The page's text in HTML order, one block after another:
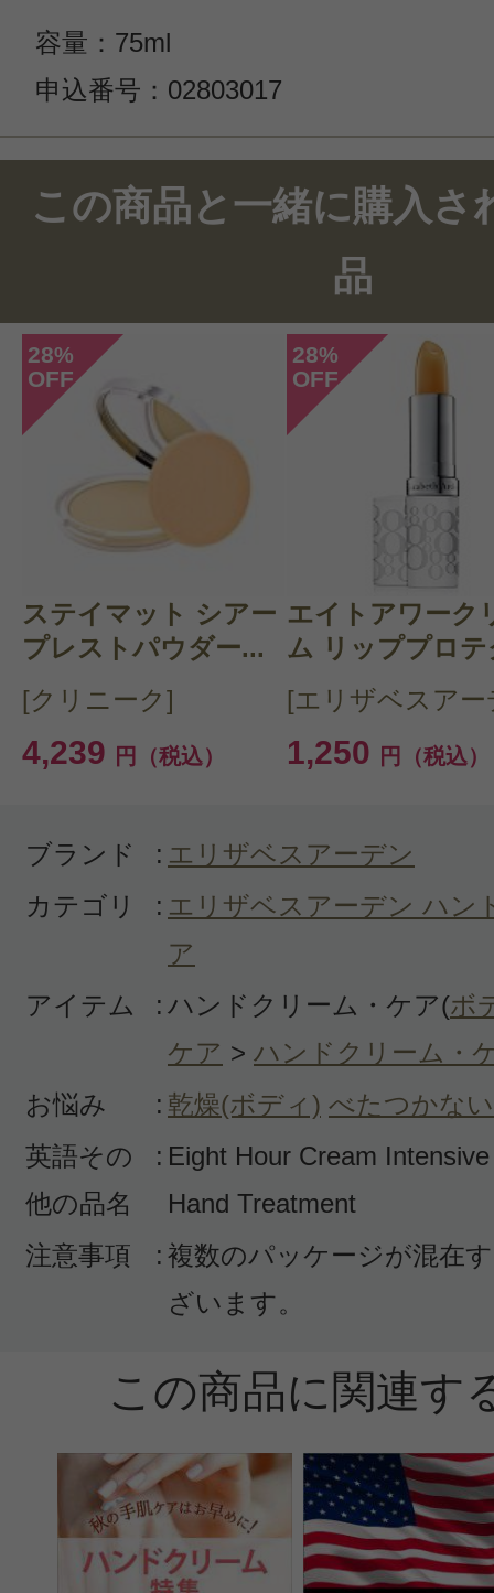
容量：75ml
申込番号：02803017
このコスメのレビューを書いて
クチコミを投稿する
CT 会員様は、マイページの「購
らクチコミ投稿すると1 商品に
ントプレゼント！
この商品と一緒に購入さ
品
28%
OFF
ステイマット シアー
プレストパウダー...
[クリニーク]
4,239 円（税込）
28%
OFF
エイトアワーク
ム リッププロテ
[エリザベスアー
1,250 円（税込）
ブランド : エリザベスアーデン
カテゴリ
: エリザベスアーデン ハン
ア
アイテム
: ハンドクリーム・ケア(ボ
ケア > ハンドクリーム・
お悩み
: 乾燥(ボディ) べたつかな
英語その
他の品名
: Eight Hour Cream
Hand Treatment
注意事項
: 複数のパッケージが混在
ざいます。
この商品に関連す